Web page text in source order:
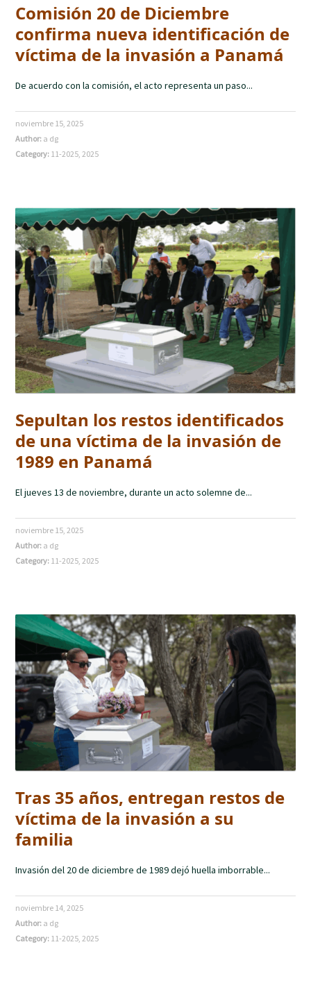
Comisión 20 de Diciembre
confirma nueva identificación de
víctima de la invasión a Panamá
De acuerdo con la comisión, el acto representa un paso...
noviembre 15, 2025
Author: a dg
Category: 11-2025 ,2025
Sepultan los restos identificados
de una víctima de la invasión de
1989 en Panamá
El jueves 13 de noviembre, durante un acto solemne de...
noviembre 15, 2025
Author: a dg
Category: 11-2025 ,2025
Tras 35 años, entregan restos de
víctima de la invasión a su
familia
Invasión del 20 de diciembre de 1989 dejó huella imborrable...
noviembre 14, 2025
Author: a dg
Category: 11-2025 ,2025